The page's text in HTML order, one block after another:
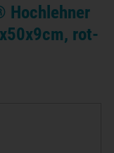
Hochlehner
rot-